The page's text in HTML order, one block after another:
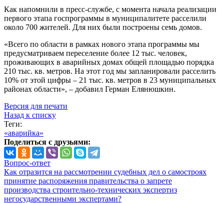
Как напомнили в пресс-службе, с момента начала реализации
первого этапа госпрограммы в муниципалитете расселили
около 700 жителей. Для них были построены семь домов.
«Всего по области в рамках нового этапа программы мы
предусматриваем переселение более 12 тыс. человек,
проживающих в аварийных домах общей площадью порядка
210 тыс. кв. метров. На этот год мы запланировали расселить
10% от этой цифры – 21 тыс. кв. метров в 23 муниципальных
районах области», – добавил Герман Елянюшкин.
Версия для печати
Назад к списку
Теги:
«аварийка»
Поделиться с друзьями:
Вопрос-ответ
Как отразится на рассмотрении судебных дел о самостроях
принятие распоряжения правительства о запрете
производства строительно-технических экспертиз
негосударственными экспертами?